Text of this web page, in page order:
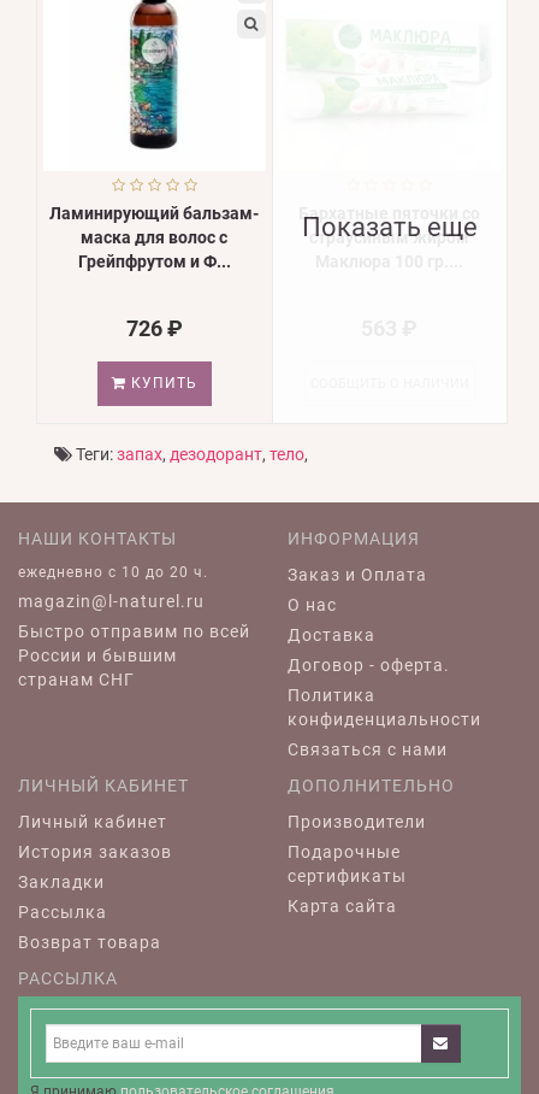
Ламинирующий бальзам-
маска для волос с
Грейпфрутом и Ф...
726 ₽
КУПИТЬ
Бархатные пяточки со
страусиным жиром
Показать еще
Теги:запах, дезодорант, тело,
НАШИ КОНТАКТЫ
ежедневно c 10 до 20 ч.
magazin@l-naturel.ru
Быстро отправим по всей
России и бывшим
странам СНГ
ИНФОРМАЦИЯ
Заказ и Оплата
О нас
Доставка
Договор - оферта.
Политика
конфиденциальности
Связаться с нами
ЛИЧНЫЙ КАБИНЕТ
Личный кабинет
История заказов
Закладки
Рассылка
Возврат товара
ДОПОЛНИТЕЛЬНО
Производители
Подарочные
сертификаты
Карта сайта
РАССЫЛКА